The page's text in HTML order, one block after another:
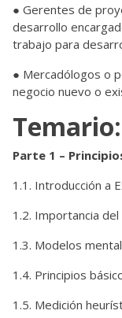
● Gerentes de
desarrollo
trabajo para
● Mercadólogos o
negocio nuevo o
Temario:
Parte 1 –
1.1. Introducción a
1.2. Importancia
1.3. Modelos
1.4. Principios
1.5. Medición